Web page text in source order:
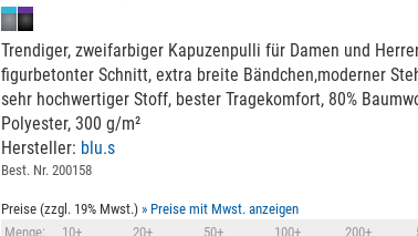
Trendiger, zweifarbiger Kapuzenpulli für Damen und
figurbetonter Schnitt, extra breite Bändchen,moderner
sehr hochwertiger Stoff, bester Tragekomfort, 80%
Polyester, 300 g/m²
Hersteller: blu.s
Best. Nr. 200158
Preise (zzgl. 19% Mwst.)» Preise mit Mwst. anzeigen
Menge:
10+ 20+ 50+ 100+ 200+